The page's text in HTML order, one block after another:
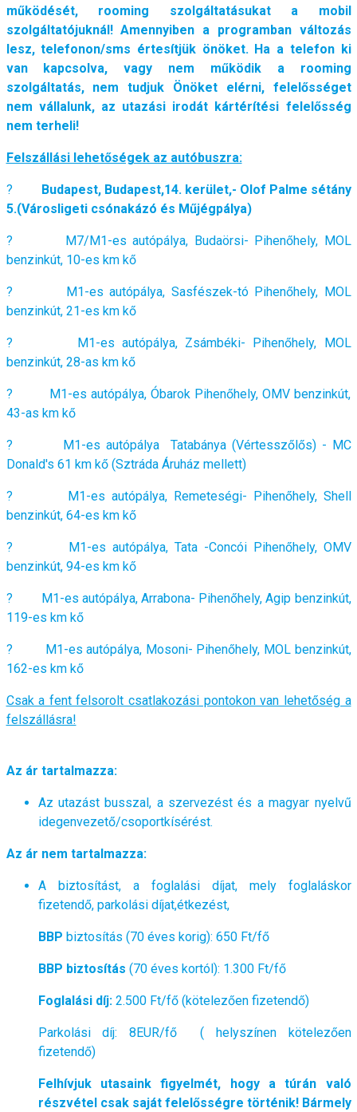
működését, rooming szolgáltatásukat a mobil
szolgáltatójuknál! Amennyiben a programban változás
lesz, telefonon/sms értesítjük önöket. Ha a telefon ki
van kapcsolva, vagy nem működik a rooming
szolgáltatás, nem tudjuk Önöket elérni, felelősséget
nem vállalunk, az utazási irodát kártérítési felelősség
nem terheli!
Felszállási lehetőségek az autóbuszra:
? Budapest, Budapest,14. kerület,- Olof Palme sétány
5.(Városligeti csónakázó és Műjégpálya)
? M7/M1-es autópálya, Budaörsi- Pihenőhely, MOL
benzinkút, 10-es km kő
? M1-es autópálya, Sasfészek-tó Pihenőhely, MOL
benzinkút, 21-es km kő
? M1-es autópálya, Zsámbéki- Pihenőhely, MOL
benzinkút, 28-as km kő
? M1-es autópálya, Óbarok Pihenőhely, OMV benzinkút,
43-as km kő
? M1-es autópálya Tatabánya (Vértesszőlős) - MC
Donald's 61 km kő (Sztráda Áruház mellett)
? M1-es autópálya, Remeteségi- Pihenőhely, Shell
benzinkút, 64-es km kő
? M1-es autópálya, Tata -Concói Pihenőhely, OMV
benzinkút, 94-es km kő
? M1-es autópálya, Arrabona- Pihenőhely, Agip benzinkút,
119-es km kő
? M1-es autópálya, Mosoni- Pihenőhely, MOL benzinkút,
162-es km kő
Csak a fent felsorolt csatlakozási pontokon van lehetőség a
felszállásra!
Az ár tartalmazza:
Az utazást busszal, a szervezést és a magyar nyelvű
idegenvezető/csoportkísérést.
Az ár nem tartalmazza:
A biztosítást, a foglalási díjat, mely foglaláskor
fizetendő, parkolási díjat,étkezést,
BBP biztosítás (70 éves korig): 650 Ft/fő
BBP biztosítás (70 éves kortól): 1.300 Ft/fő
Foglalási díj: 2.500 Ft/fő (kötelezően fizetendő)
Parkolási díj: 8EUR/fő ( helyszínen kötelezően
fizetendő)
Felhívjuk utasaink figyelmét, hogy a túrán való
részvétel csak saját felelősségre történik! Bármely